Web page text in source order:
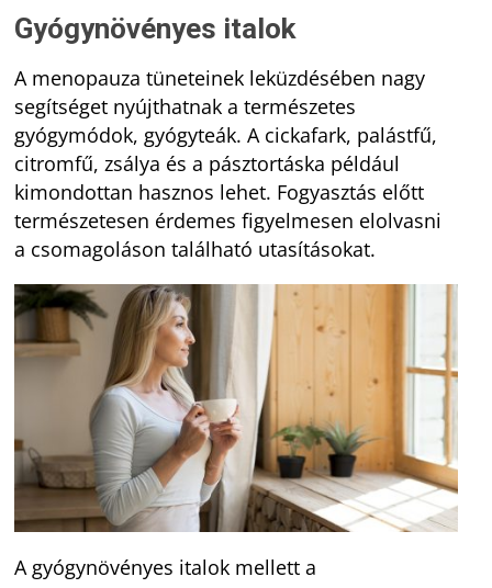
Gyógynövényes italok
A menopauza tüneteinek leküzdésében nagy
segítséget nyújthatnak a természetes
gyógymódok, gyógyteák. A cickafark, palástfű,
citromfű, zsálya és a pásztortáska például
kimondottan hasznos lehet. Fogyasztás előtt
természetesen érdemes figyelmesen elolvasni
a csomagoláson található utasításokat.
A gyógynövényes italok mellett a